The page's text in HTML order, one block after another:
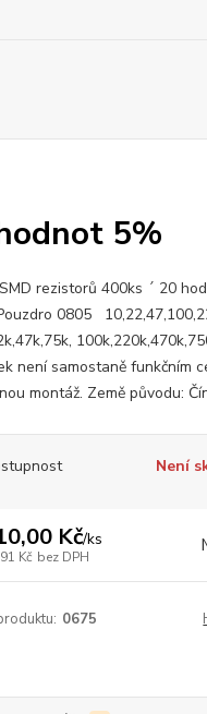
5%
rezistorů 400ks ´ 20
0805
není samostaně funkčním
montáž. Země původu:
Není
Kč/ks
Kč bez DPH
0675